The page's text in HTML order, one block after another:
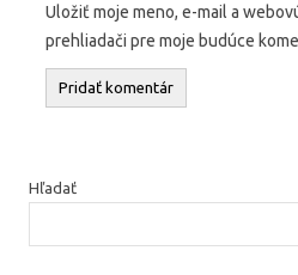
Uložiť moje meno, e-mail a
prehliadači pre moje budúce
Hľadať